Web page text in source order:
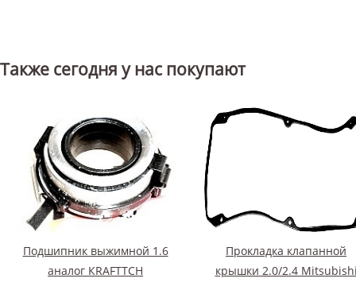
Также сегодня у нас покупают
Подшипник выжимной 1.6
аналог КRAFTTCH
Прокладка клапанной
крышки 2.0/2.4